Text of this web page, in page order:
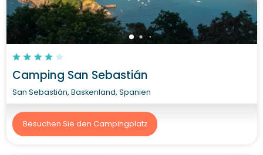
Camping San Sebastián
San Sebastián, Baskenland, Spanien
Besuchen Sie den Campingplatz